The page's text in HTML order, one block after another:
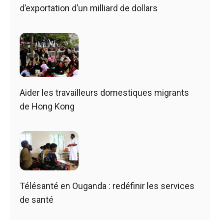
d’exportation d’un milliard de dollars
Aider les travailleurs domestiques migrants
de Hong Kong
Télésanté en Ouganda : redéfinir les services
de santé